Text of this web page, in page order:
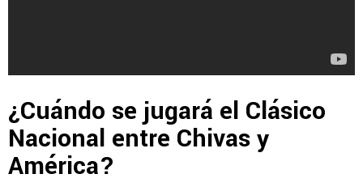
¿Cuándo se jugará el Clásico
Nacional entre Chivas y
América?